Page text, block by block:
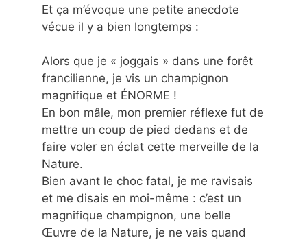
Et ça m’évoque une petite anecdote
vécue il y a bien longtemps :
Alors que je « joggais » dans une forêt
francilienne, je vis un champignon
magnifique et ÉNORME !
En bon mâle, mon premier réflexe fut de
mettre un coup de pied dedans et de
faire voler en éclat cette merveille de la
Nature.
Bien avant le choc fatal, je me ravisais
et me disais en moi-même : c’est un
magnifique champignon, une belle
Œuvre de la Nature, je ne vais quand